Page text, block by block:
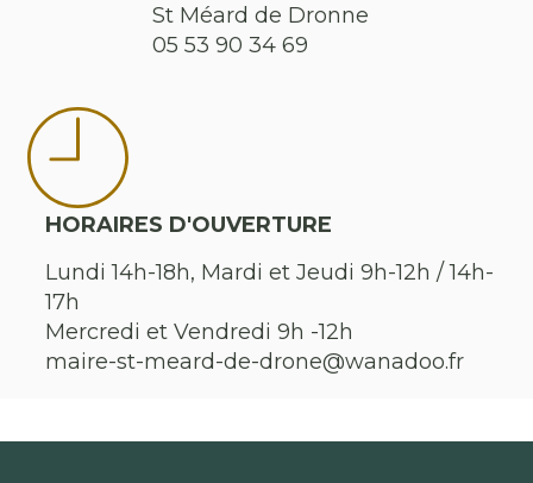
St Méard de Dronne
05 53 90 34 69
HORAIRES D'OUVERTURE
Lundi 14h-18h, Mardi et Jeudi 9h-12h / 14h-
17h
Mercredi et Vendredi 9h -12h
maire-st-meard-de-drone@wanadoo.fr